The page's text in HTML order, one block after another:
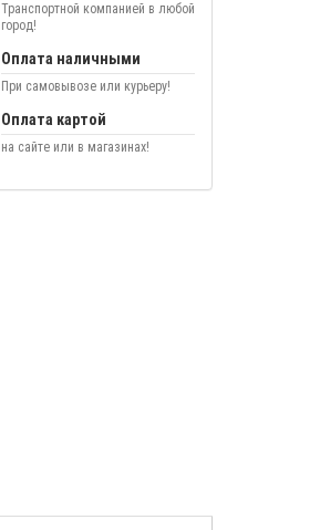
Транспортной компанией в любой
город!
Оплата наличными
При самовывозе или курьеру!
Оплата картой
на сайте или в магазинах!